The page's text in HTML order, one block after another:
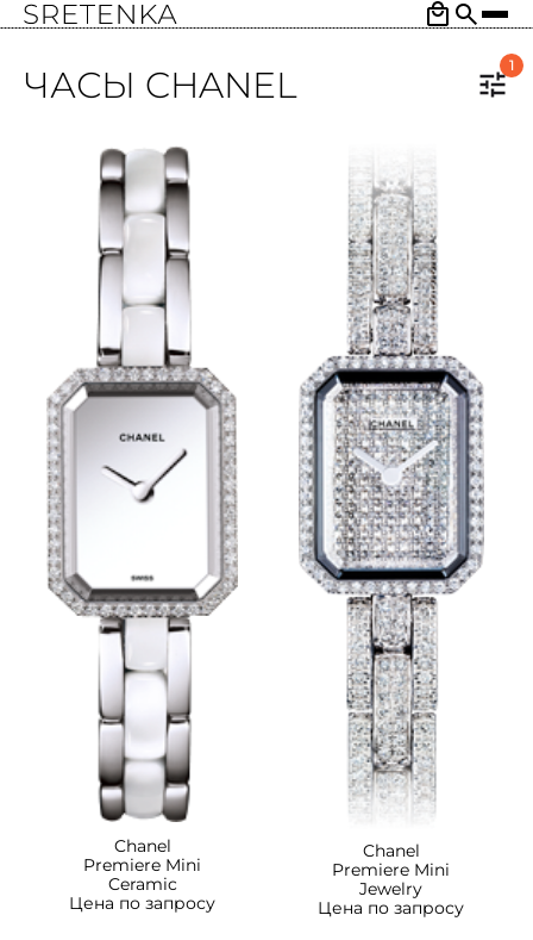
ЧАСЫ CHANEL 1
Chanel
Premiere Mini
Ceramic
Цена по запросу
Chanel
Premiere Mini
Jewelry
Цена по запросу